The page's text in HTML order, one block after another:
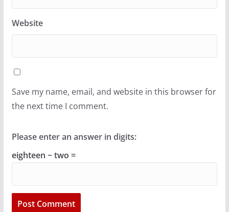
Website
Save my name, email, and website in this browser for
the next time I comment.
Please enter an answer in digits:
eighteen − two =